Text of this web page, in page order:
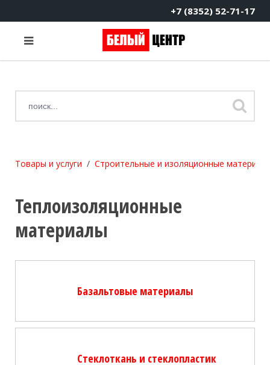
+7 (8352) 52-71-17
Товары и услуги Строительные и изоляционные
Теплоизоляционные
материалы
Базальтовые материалы
Стеклоткань и стеклопластик